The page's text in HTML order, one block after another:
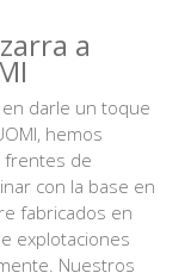
a
darle un toque
hemos
frentes de
con la base en
fabricados en
explotaciones
Nuestros